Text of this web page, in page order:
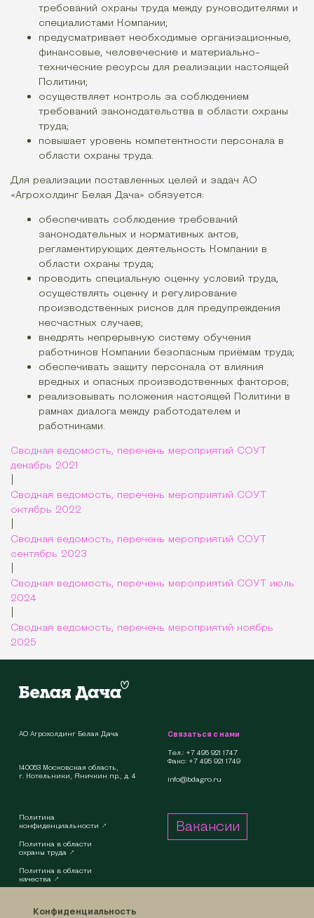
требований охраны труда между руководителями и
специалистами Компании;
предусматривает необходимые организационные,
финансовые, человеческие и материально-
технические ресурсы для реализации настоящей
Политики;
осуществляет контроль за соблюдением
требований законодательства в области охраны
труда;
повышает уровень компетентности персонала в
области охраны труда.
Для реализации поставленных целей и задач АО
«Агрохолдинг Белая Дача» обязуется:
обеспечивать соблюдение требований
законодательных и нормативных актов,
регламентирующих деятельность Компании в
области охраны труда;
проводить специальную оценку условий труда,
осуществлять оценку и регулирование
производственных рисков для предупреждения
несчастных случаев;
внедрять непрерывную систему обучения
работников Компании безопасным приёмам труда;
обеспечивать защиту персонала от влияния
вредных и опасных производственных факторов;
реализовывать положения настоящей Политики в
рамках диалога между работодателем и
работниками.
Сводная ведомость, перечень мероприятий СОУТ
декабрь 2021
Сводная ведомость, перечень мероприятий СОУТ
октябрь 2022
Сводная ведомость, перечень мероприятий СОУТ
сентябрь 2023
Сводная ведомость, перечень мероприятий СОУТ июль
2024
Сводная ведомость, перечень мероприятий ноябрь
2025
АО Агрохолдинг Белая Дача
140053 Московская область,
г. Котельники, Яничкин пр., д. 4
Связаться с нами
Тел.: +7 495 921 1747
Факс: +7 495 921 1749
info@bdagro.ru
Политика
конфиденциальности ↗︎
Политика в области
охраны труда ↗︎
Политика в области
качества ↗︎
Вакансии
Конфиденциальность